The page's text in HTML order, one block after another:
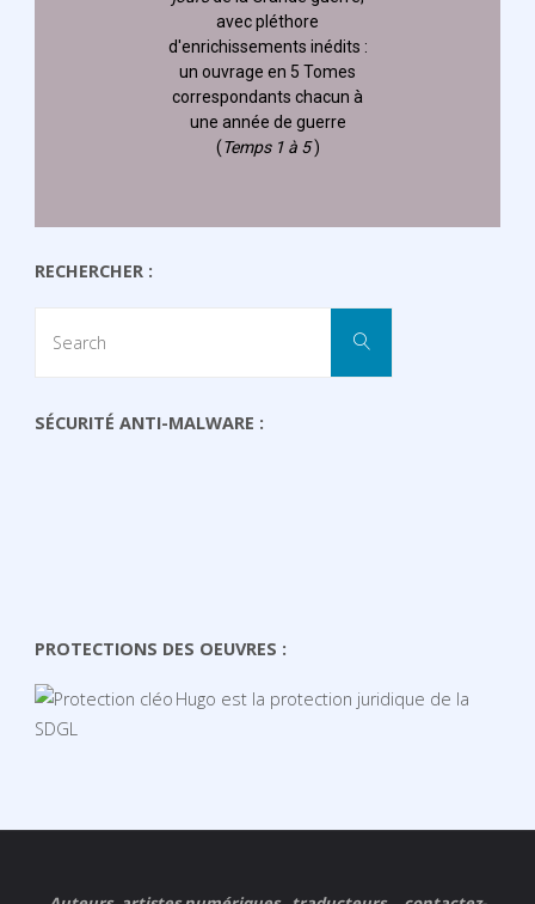
avec pléthore
d'enrichissements inédits :
un ouvrage en 5 Tomes
correspondants chacun à
une année de guerre
(Temps 1 à 5)
RECHERCHER :
Search
SÉCURITÉ ANTI-MALWARE :
PROTECTIONS DES OEUVRES :
Hugo est la protection juridique de la
SDGL